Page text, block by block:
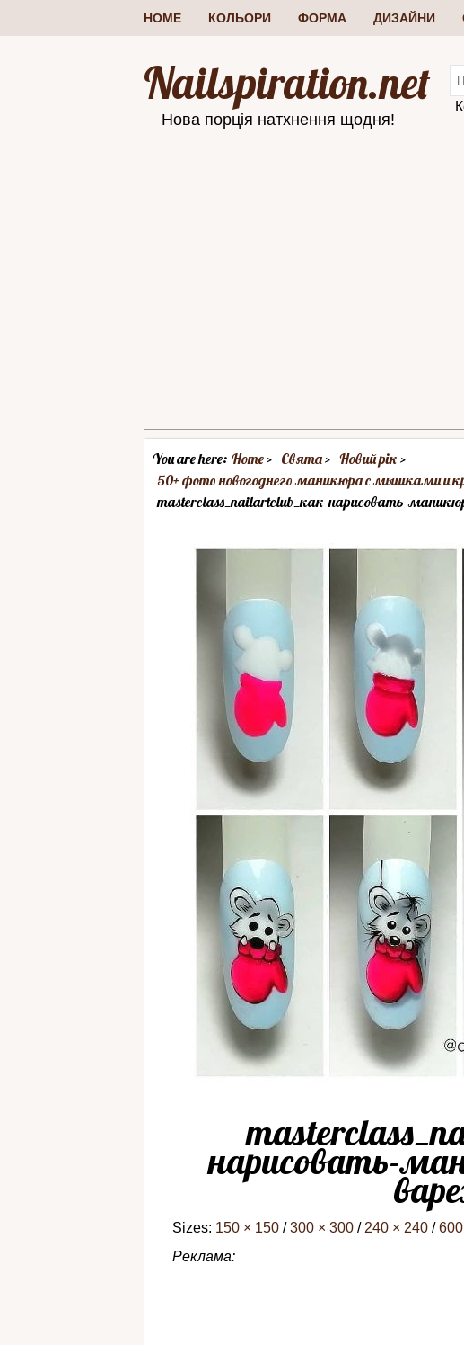
HOME КОЛЬОРИ ФОРМА ДИЗАЙНИ
Nailspiration.net
Нова порція натхнення щодня!
You are here: Home Свята
Новий рік
50+ фото новогоднего маникюра с мышками и
masterclass_nailartclub_как-нарисовать-
нарисовать-
Sizes: 150 × 150 / 300 × 300 / 240 × 240 /
Реклама: